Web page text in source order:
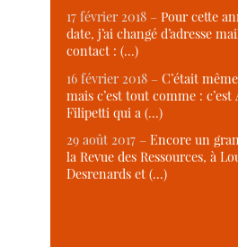
17 février 2018 –Pour cette
date, j’ai changé d’adresse
contact : (…)
16 février 2018 –C’était
mais c’est tout comme : c’est
Filipetti qui a (…)
29 août 2017 –Encore un
la Revue des Ressources, à
Desrenards et (…)